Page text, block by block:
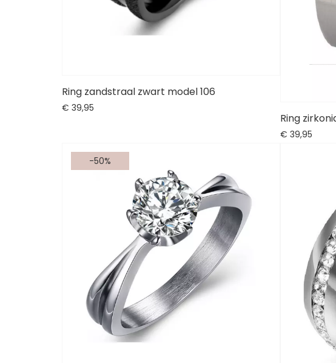
Ring zandstraal zwart model 106
€ 39,95
Ring
€ 39,95
-50%